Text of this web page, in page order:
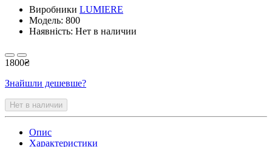
Виробники LUMIERE
Модель: 800
Наявність: Нет в наличии
1800₴
Знайшли дешевше?
Нет в наличии
Опис
Характеристики